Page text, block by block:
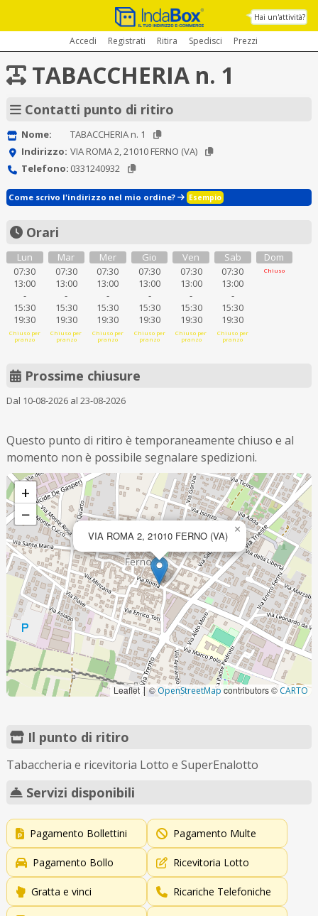
Hai un'attività?
Accedi Registrati Ritira Spedisci Prezzi
TABACCHERIA n. 1
Contatti punto di ritiro
Nome:
TABACCHERIA n. 1
Indirizzo: VIA ROMA 2, 21010 FERNO (VA)
Telefono: 0331240932
Come scrivo l'indirizzo nel mio ordine? Esempio
Orari
Lun
07:30
13:00
-
15:30
19:30
Chiuso per
pranzo
Mar
07:30
13:00
-
15:30
19:30
Chiuso per
pranzo
Mer
07:30
13:00
-
15:30
19:30
Chiuso per
pranzo
Gio
07:30
13:00
-
15:30
19:30
Chiuso per
pranzo
Ven
07:30
13:00
-
15:30
19:30
Chiuso per
pranzo
Sab
07:30
13:00
-
15:30
19:30
Chiuso per
pranzo
Dom
Chiuso
Prossime chiusure
Dal 10-08-2026 al 23-08-2026
Questo punto di ritiro è temporaneamente chiuso e al
momento non è possibile segnalare spedizioni.
VIA ROMA 2, 21010 FERNO (VA) ×
+
−
Leaflet | ©OpenStreetMap contributors © CARTO
Il punto di ritiro
Tabaccheria e ricevitoria Lotto e SuperEnalotto
Servizi disponibili
Pagamento Bollettini Pagamento Multe
Pagamento Bollo Ricevitoria Lotto
Gratta e vinci Ricariche Telefoniche